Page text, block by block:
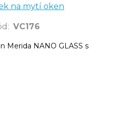
na mytí oken
: VC176
Merida NANO GLASS s